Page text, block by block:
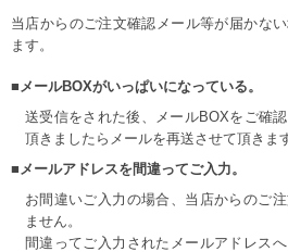
当店からのご注文確認メール等が届かな
ます。
■メールBOXがいっぱいになっている。
送受信をされた後、メールBOXをご確
頂きましたらメールを再送させて頂きます
■メールアドレスを間違ってご入力。
お間違いご入力の場合、当店からのご
ません。
間違ってご入力されたメールアドレス